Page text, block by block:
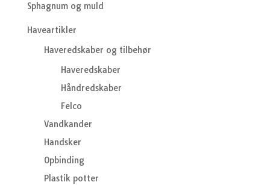
Sphagnum og muld
Haveartikler
Haveredskaber og tilbehør
Haveredskaber
Håndredskaber
Felco
Vandkander
Handsker
Opbinding
Plastik potter